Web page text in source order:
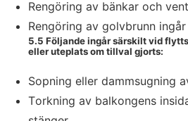
Rengöring av bänkar och
Rengöring av golvbrunn
5.5 Följande ingår särskilt vid
eller uteplats om tillval gjorts:
Sopning eller dammsugning
Torkning av balkongens